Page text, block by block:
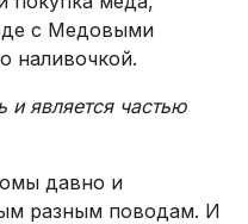
с Медовыми
наливочкой.
и является частью
давно и
разным поводам. И